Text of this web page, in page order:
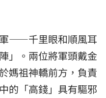
——千里眼和順風耳
」。兩位將軍頭戴金
媽祖神轎前方，負責
的「高錢」具有驅邪